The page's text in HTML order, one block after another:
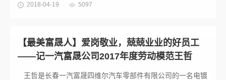
2018-04-19 5097
【最美富晟人】爱岗敬业，兢兢业业的好员工
——记一汽富晟公司2017年度劳动模范王哲
王哲是长春一汽富晟四维尔汽车零部件有限公司的一名电镀